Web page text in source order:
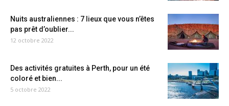
Nuits australiennes : 7 lieux que vous n’êtes
pas prêt d’oublier...
12 octobre 2022
Des activités gratuites à Perth, pour un été
coloré et bien...
5 octobre 2022